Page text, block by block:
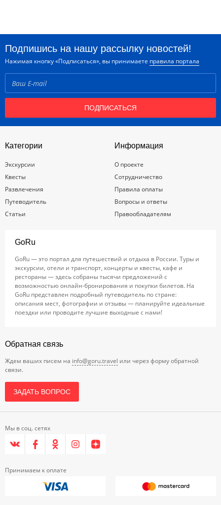
Подпишись на нашу рассылку новостей!
Нажимая кнопку «Подписаться», вы принимаете правила портала
ПОДПИСАТЬСЯ
Категории
Экскурсии
Квесты
Развлечения
Путеводитель
Статьи
Информация
О проекте
Сотрудничество
Правила оплаты
Вопросы и ответы
Правообладателям
GoRu
GoRu — это портал для путешествий и отдыха в России. Туры и
экскурсии, отели и транспорт, концерты и квесты, кафе и
рестораны — здесь собраны тысячи предложений с
возможностью онлайн-бронирования и покупки билетов. На
GoRu представлен подробный путеводитель по стране:
описания мест, фотографии и отзывы — планируйте идеальные
поездки или проводите лучшие выходные с нами!
Обратная связь
Ждем ваших писем на info@goru.travel или через форму обратной
связи.
ЗАДАТЬ ВОПРОС
Мы в соц. сетях
Принимаем к оплате